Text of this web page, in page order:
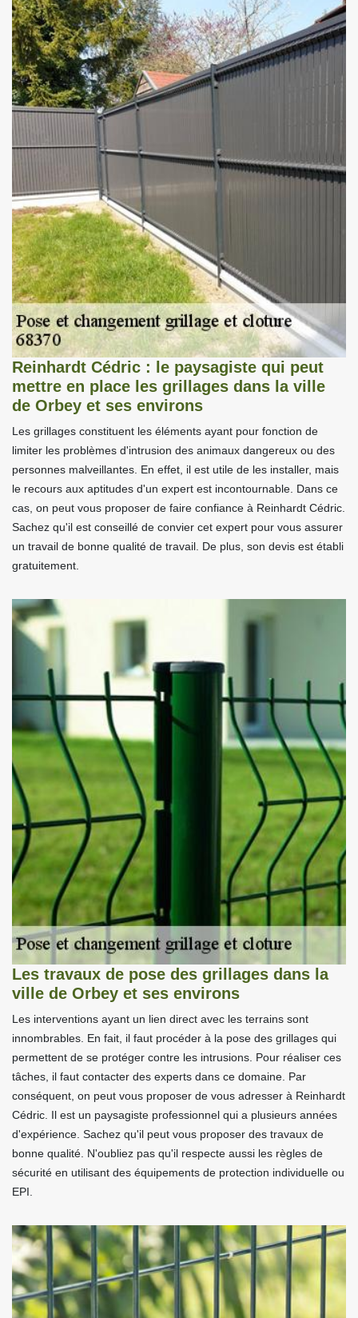
Reinhardt Cédric : le paysagiste qui peut
mettre en place les grillages dans la ville
de Orbey et ses environs
Les grillages constituent les éléments ayant pour fonction de
limiter les problèmes d'intrusion des animaux dangereux ou des
personnes malveillantes. En effet, il est utile de les installer, mais
le recours aux aptitudes d'un expert est incontournable. Dans ce
cas, on peut vous proposer de faire confiance à Reinhardt Cédric.
Sachez qu'il est conseillé de convier cet expert pour vous assurer
un travail de bonne qualité de travail. De plus, son devis est établi
gratuitement.
Les travaux de pose des grillages dans la
ville de Orbey et ses environs
Les interventions ayant un lien direct avec les terrains sont
innombrables. En fait, il faut procéder à la pose des grillages qui
permettent de se protéger contre les intrusions. Pour réaliser ces
tâches, il faut contacter des experts dans ce domaine. Par
conséquent, on peut vous proposer de vous adresser à Reinhardt
Cédric. Il est un paysagiste professionnel qui a plusieurs années
d'expérience. Sachez qu'il peut vous proposer des travaux de
bonne qualité. N'oubliez pas qu'il respecte aussi les règles de
sécurité en utilisant des équipements de protection individuelle ou
EPI.